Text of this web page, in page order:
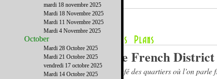
The French
Le café des quartiers où l’on parle
mardi 18 novembre 2025
Mardi 18 Novembre 2025
Mardi 11 Novembre 2025
Mardi 4 Novembre 2025
October
Mardi 28 Octobre 2025
Mardi 21 Octobre 2025
vendredi 17 octobre 2025
Mardi 14 Octobre 2025